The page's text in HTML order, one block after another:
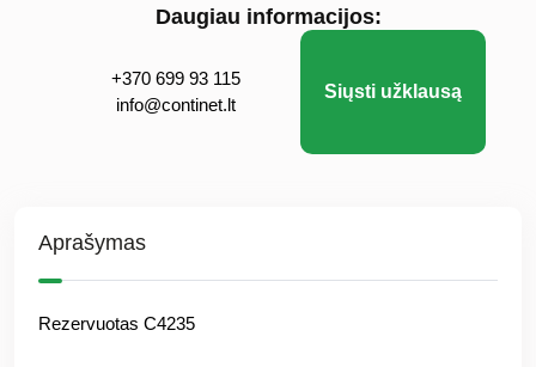
Daugiau informacijos:
+370 699 93 115
info@continet.lt
Siųsti užklausą
Aprašymas
Rezervuotas C4235